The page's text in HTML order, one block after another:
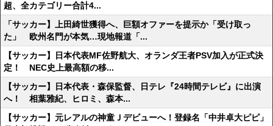
超、全カテゴリー合計4...
「サッカー】上田綺世獲得へ、巨額オファーを提示か「受け取っ
た」 欧州名門が本気…現地報道「...
【サッカー】日本代表MF佐野航大、オランダ王者PSV加入が正式決
定！ NEC史上最高額の移...
【サッカー】日本代表・森保監督、日テレ『24時間テレビ』に出演
へ！ 相葉雅紀、ヒロミ、森本...
【サッカー】元レアルの神童Ｊデビューへ！登録名「中井卓大ピピ」